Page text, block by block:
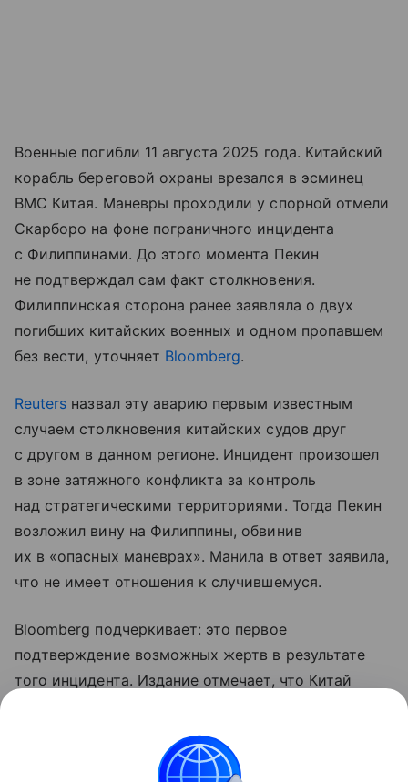
Военные погибли 11 августа 2025 года. Китайский
корабль береговой охраны врезался в эсминец
ВМС Китая. Маневры проходили у спорной отмели
Скарборо на фоне пограничного инцидента
с Филиппинами. До этого момента Пекин
не подтверждал сам факт столкновения.
Филиппинская сторона ранее заявляла о двух
погибших китайских военных и одном пропавшем
без вести, уточняет Bloomberg.
Reuters назвал эту аварию первым известным
случаем столкновения китайских судов друг
с другом в данном регионе. Инцидент произошел
в зоне затяжного конфликта за контроль
над стратегическими территориями. Тогда Пекин
возложил вину на Филиппины, обвинив
их в «опасных маневрах». Манила в ответ заявила,
что не имеет отношения к случившемуся.
Bloomberg подчеркивает: это первое
подтверждение возможных жертв в результате
того инцидента. Издание отмечает, что Китай
во время операции или столкновения в Южно-
Китайском море. Тогда погиб пилот ВМС НОАК